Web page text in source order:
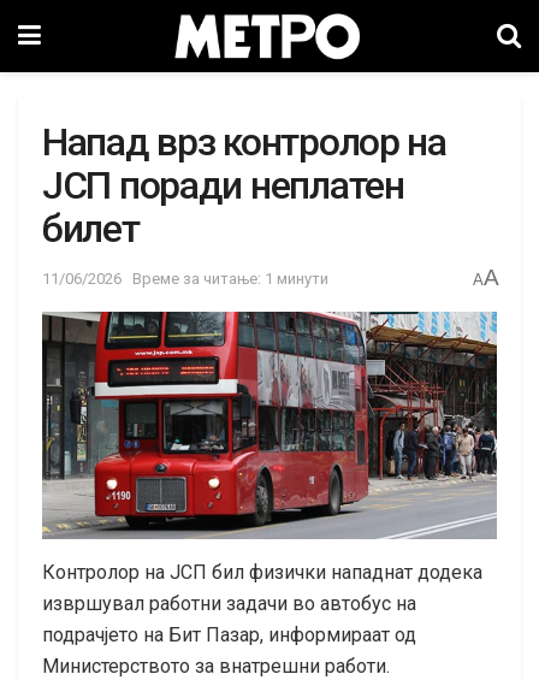
Напад врз контролор на
ЈСП поради неплатен
билет
11/06/2026 Време за читање: 1 минути AA
Контролор на ЈСП бил физички нападнат додека
извршувал работни задачи во автобус на
подрачјето на Бит Пазар, информираат од
Министерството за внатрешни работи.